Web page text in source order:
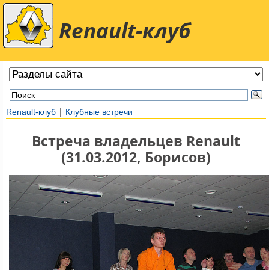
Renault-клуб
Renault-клуб | Клубные встречи
Встреча владельцев Renault
(31.03.2012, Борисов)